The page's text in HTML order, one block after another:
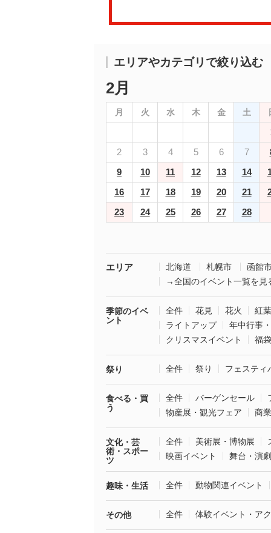
エリアやカテゴリで絞り込む
2月
月 火 水 木 金 土
2
3 4 5 6 7
9
10 11 12 13 14
16
17 18 19 20 21
23
24 25 26 27 28
エリア 北海道 札幌市
函館
→全国のイベント一覧を見
季節のイベ
ント
全件 花見 花火
紅葉
ライトアップ
年中行事
クリスマスイベント
福
祭り 全件 祭り フェスティ
食べる・買
う
全件 バーゲンセール
物産展・観光フェア
商
文化・芸
術・スポー
ツ
全件 美術展・博物展
映画イベント
舞台・演劇
趣味・生活 全件 動物関連イベント
その他 全件 体験イベント・ア